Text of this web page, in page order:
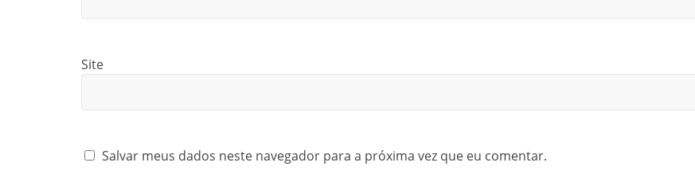
Site
Salvar meus dados neste navegador para a próxima vez que eu comentar.